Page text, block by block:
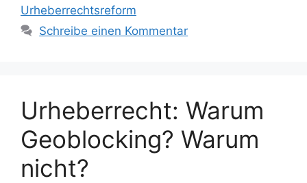
Urheberrechtsreform
Schreibe einen Kommentar
Urheberrecht: Warum
Geoblocking? Warum
nicht?